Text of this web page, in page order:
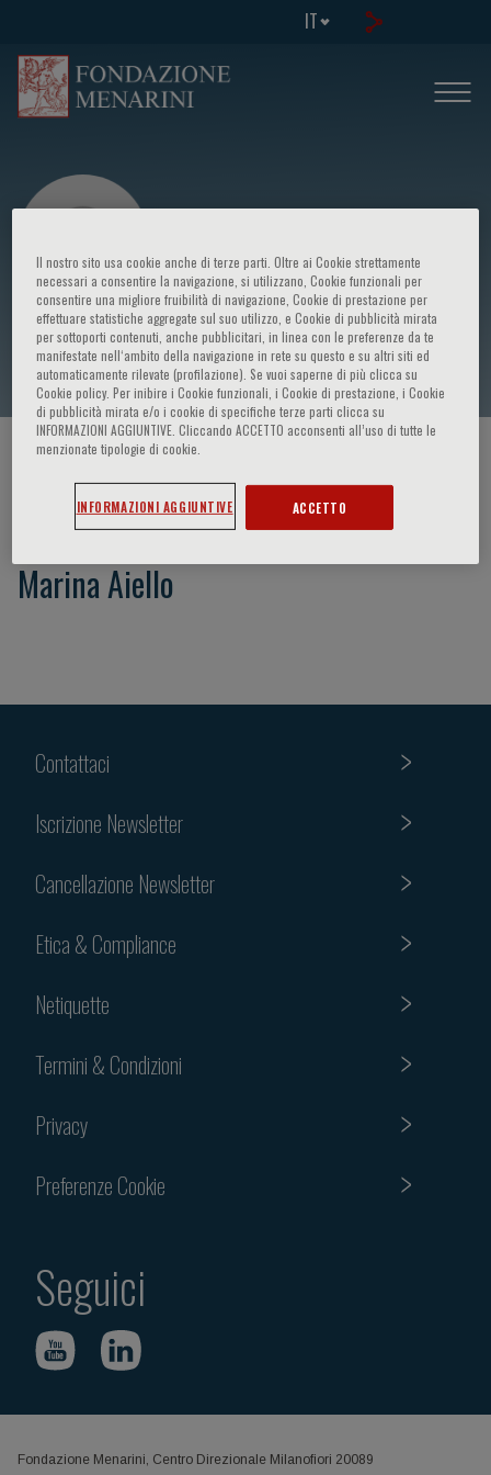
IT
Marina Aiello
HOME PAGE / CORSI ED EVENTI
Marina Aiello
Contattaci
Iscrizione Newsletter
Cancellazione Newsletter
Etica & Compliance
Netiquette
Termini & Condizioni
Privacy
Preferenze Cookie
Seguici
Fondazione Menarini, Centro Direzionale Milanofiori 20089
Il nostro sito usa cookie anche di terze parti. Oltre ai Cookie strettamente
necessari a consentire la navigazione, si utilizzano, Cookie funzionali per
consentire una migliore fruibilità di navigazione, Cookie di prestazione per
effettuare statistiche aggregate sul suo utilizzo, e Cookie di pubblicità mirata
per sottoporti contenuti, anche pubblicitari, in linea con le preferenze da te
manifestate nell‘ambito della navigazione in rete su questo e su altri siti ed
automaticamente rilevate (profilazione). Se vuoi saperne di più clicca su
Cookie policy. Per inibire i Cookie funzionali, i Cookie di prestazione, i Cookie
di pubblicità mirata e/o i cookie di specifiche terze parti clicca su
INFORMAZIONI AGGIUNTIVE. Cliccando ACCETTO acconsenti all’uso di tutte le
menzionate tipologie di cookie.
INFORMAZIONI AGGIUNTIVE ACCETTO